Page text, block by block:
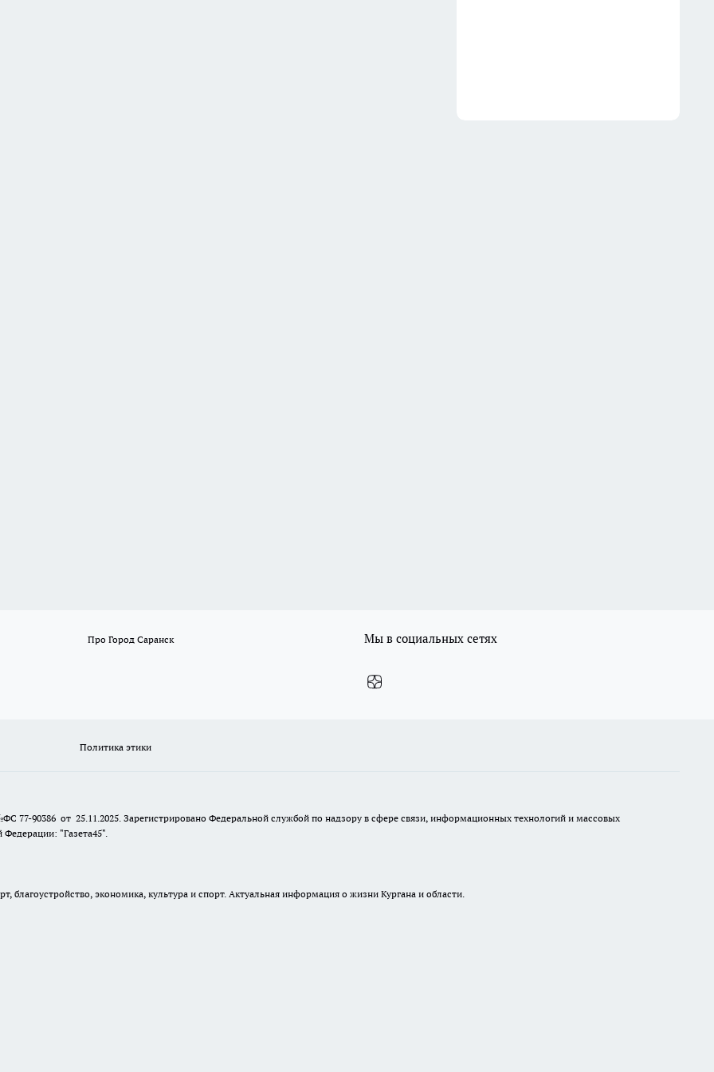
Про Город Саранск Мы в социальных сетях
Политика этики
77-90386 от 25.11.2025. Зарегистрировано Федеральной службой по надзору в сфере связи, информационных технологий и массовых
"Газета45".
экономика, культура и спорт. Актуальная информация о жизни Кургана и области.